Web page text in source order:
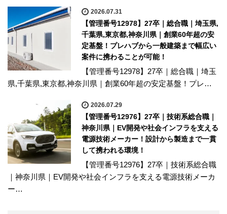
2026.07.31
【管理番号12978】27卒｜総合職｜埼玉県,
千葉県,東京都,神奈川県｜創業60年超の安
定基盤！プレハブから一般建築まで幅広い
案件に携わることが可能！
【管理番号12978】27卒｜総合職｜埼玉
県,千葉県,東京都,神奈川県｜創業60年超の安定基盤！プレ…
2026.07.29
【管理番号12976】27卒｜技術系総合職｜
神奈川県｜EV開発や社会インフラを支える
電源技術メーカー！設計から製造まで一貫
して携われる環境！
【管理番号12976】27卒｜技術系総合職
｜神奈川県｜EV開発や社会インフラを支える電源技術メーカ
ー…